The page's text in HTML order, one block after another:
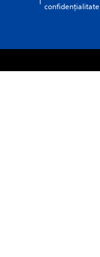
confidențialitate